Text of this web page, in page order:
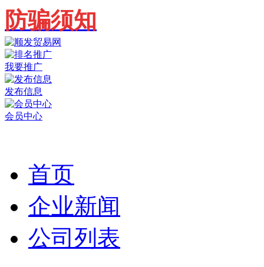
防骗须知
我要推广
发布信息
会员中心
首页
企业新闻
公司列表